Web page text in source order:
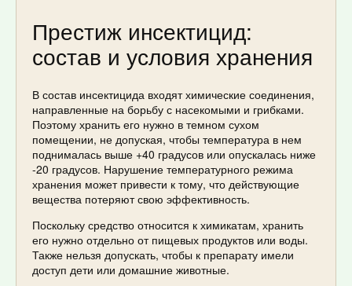
Престиж инсектицид:
состав и условия хранения
В состав инсектицида входят химические соединения,
направленные на борьбу с насекомыми и грибками.
Поэтому хранить его нужно в темном сухом
помещении, не допуская, чтобы температура в нем
поднималась выше +40 градусов или опускалась ниже
-20 градусов. Нарушение температурного режима
хранения может привести к тому, что действующие
вещества потеряют свою эффективность.
Поскольку средство относится к химикатам, хранить
его нужно отдельно от пищевых продуктов или воды.
Также нельзя допускать, чтобы к препарату имели
доступ дети или домашние животные.